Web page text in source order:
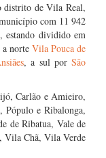
distrito de Vila Real,
com 11 942
, estando dividido em
norte Vila Pouca de
, a sul por São
Carlão e Amieiro,
Pópulo e Ribalonga,
de Ribatua, Vale de
Vila Chã, Vila Verde